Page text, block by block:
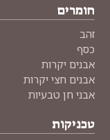
חומרים
זהב
כסף
אבנים יקרות
אבנים חצי יקרות
אבני חן טבעיות
טכניקות